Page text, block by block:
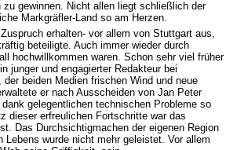
zu gewinnen. Nicht allen liegt schließlich der
Markgräfler-Land so am Herzen.
erhalten- vor allem von Stuttgart aus,
beteiligte. Auch immer wieder durch
hochwillkommen waren. Schon sehr viel früher
junger und engagierter Redakteur bei
beiden Medien frischen Wind und neue
er nach Ausscheiden von Jan Peter
gelegentlichen technischen Probleme so
dieser erfreulichen Fortschritte war das
Das Durchsichtigmachen der eigenen Region
Lebens wurde nicht mehr geleistet. Vor allem